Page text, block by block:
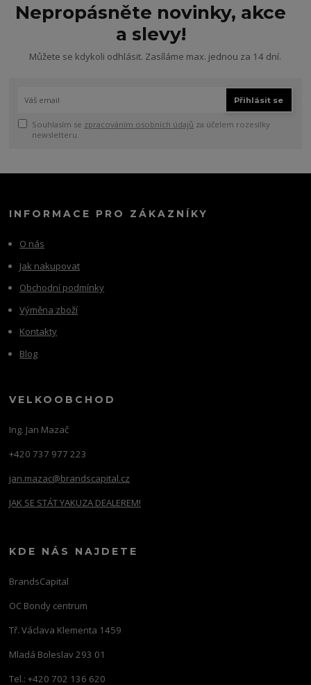
Nepropásněte novinky, akce
a slevy!
Můžete se kdykoli odhlásit. Zasíláme max. jednou za 14 dní.
Přihlásit se
Souhlasím se zpracováním osobních údajů za účelem rozesílky
newsletteru.
INFORMACE PRO ZÁKAZNÍKY
O nás
Jak nakupovat
Obchodní podmínky
Výměna zboží
Kontakty
Blog
VELKOOBCHOD
Ing. Jan Mazač
+420 737 977 223
jan.mazac@brandscapital.cz
JAK SE STÁT YAKUZA DEALEREM!
KDE NÁS NAJDETE
BrandsCapital
OC Bondy centrum
Tř. Václava Klementa 1459
Mladá Boleslav 293 01
Tel.: +420 702 136 620